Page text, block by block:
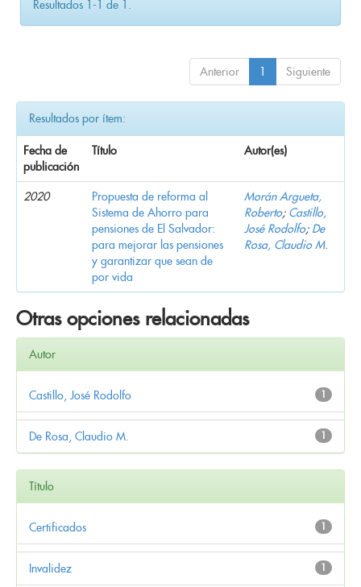
Resultados 1-1 de 1.
Anterior 1 Siguiente
Resultados por ítem:
Fecha de
publicación
Título Autor(es)
2020
Propuesta de reforma al
Sistema de Ahorro para
pensiones de El Salvador:
para mejorar las pensiones
y garantizar que sean de
por vida
Morán Argueta,
Roberto; Castillo,
José Rodolfo; De
Rosa, Claudio M.
Otras opciones relacionadas
Autor
1
Castillo, José Rodolfo
1
De Rosa, Claudio M.
Título
1
Certificados
1
Invalidez